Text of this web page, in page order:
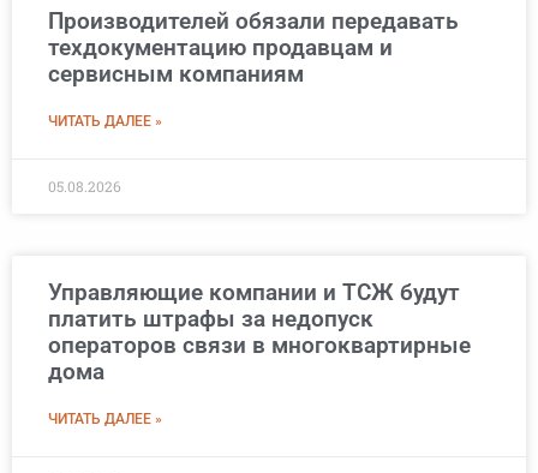
Производителей обязали передавать
техдокументацию продавцам и
сервисным компаниям
ЧИТАТЬ ДАЛЕЕ »
05.08.2026
Управляющие компании и ТСЖ будут
платить штрафы за недопуск
операторов связи в многоквартирные
дома
ЧИТАТЬ ДАЛЕЕ »